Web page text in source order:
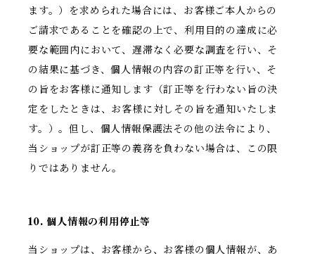
ます。）を求められた場合には、お客様ご本人からの
ご請求であることを確認の上で、利用目的の達成に必
要な範囲内において、遅滞なく必要な調査を行い、そ
の結果に基づき、個人情報の内容の訂正等を行い、そ
の旨をお客様に通知します（訂正等を行わない旨の決
定をしたときは、お客様に対しその旨を通知いたしま
す。）。但し、個人情報保護法その他の法令により、
当ショップが訂正等の義務を負わない場合は、この限
りではありません。
10. 個人情報の利用停止等
当ショップは、お客様から、お客様の個人情報が、あ